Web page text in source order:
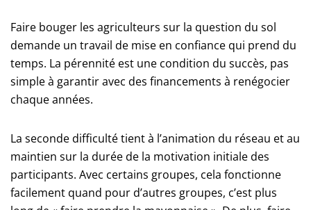
Faire bouger les agriculteurs sur la question du sol
demande un travail de mise en confiance qui prend du
temps. La pérennité est une condition du succès, pas
simple à garantir avec des financements à renégocier
chaque années.
La seconde difficulté tient à l’animation du réseau et au
maintien sur la durée de la motivation initiale des
participants. Avec certains groupes, cela fonctionne
facilement quand pour d’autres groupes, c’est plus